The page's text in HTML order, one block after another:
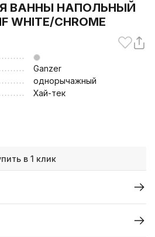
ВАННЫ НАПОЛЬНЫЙ
WHITE/CHROME
Ganzer
однорычажный
Хай-тек
в 1 клик